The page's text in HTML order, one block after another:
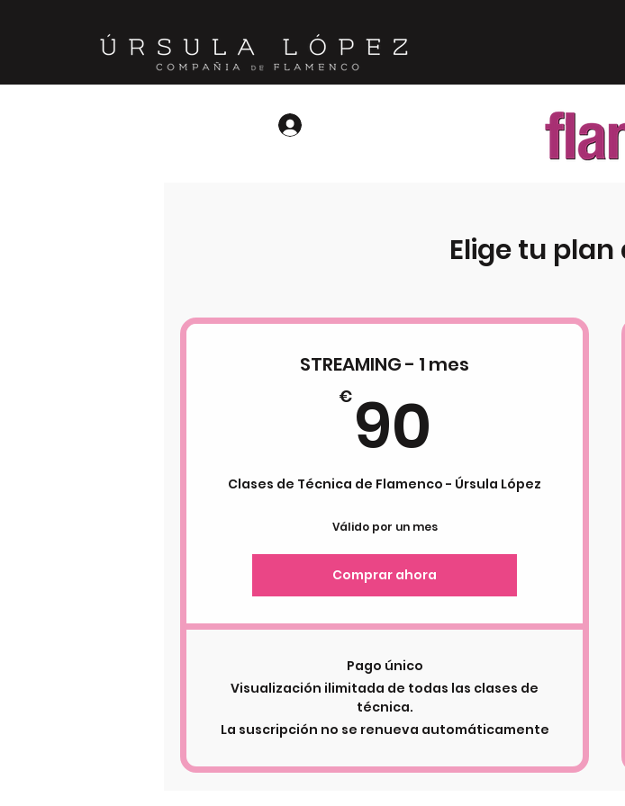
Elige tu
STREAMING - 1 mes
€ 90
Clases de Técnica de Flamenco - Úrsula López
Válido por un mes
Comprar ahora
Pago único
Visualización ilimitada de todas las clases de
técnica.
La suscripción no se renueva automáticamente